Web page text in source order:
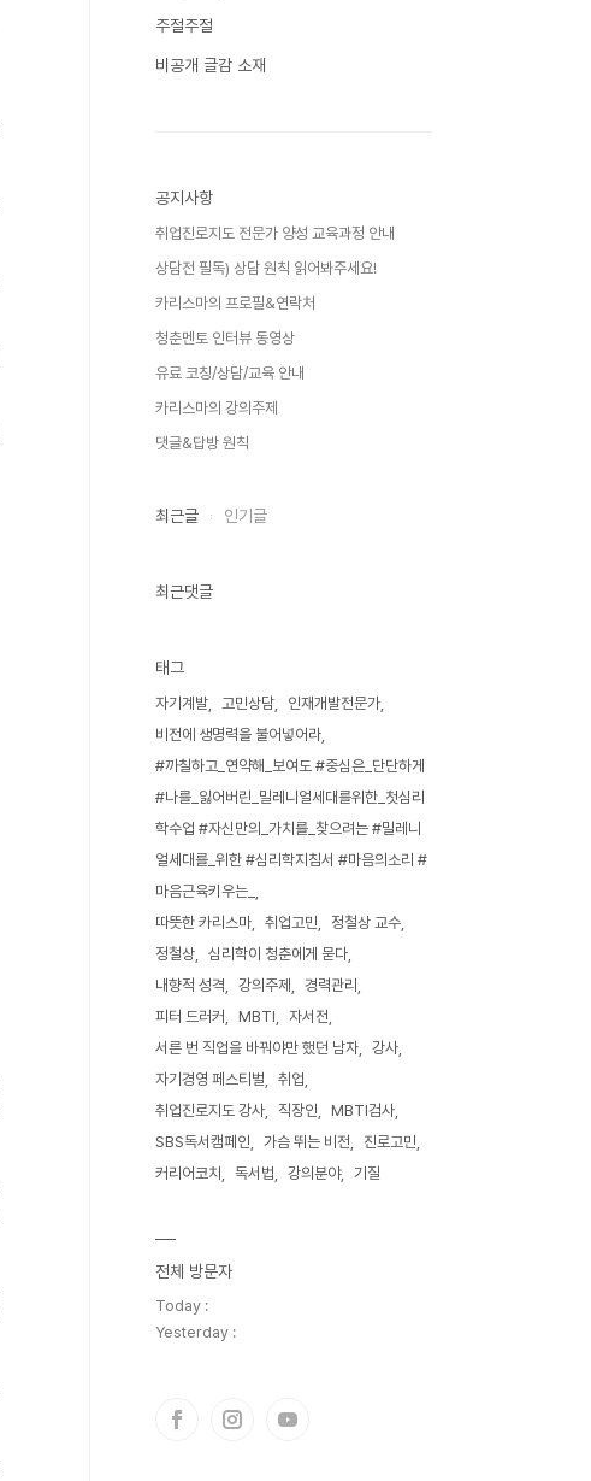
주절주절
비공개 글감 소재
공지사항
취업진로지도 전문가 양성 교육과정 안내
상담전 필독) 상담 원칙 읽어봐주세요!
카리스마의 프로필&연락처
청춘멘토 인터뷰 동영상
유료 코칭/상담/교육 안내
카리스마의 강의주제
댓글&답방 원칙
최근글 인기글
최근댓글
태그
자기계발 고민상담
인재개발전문가
비전에 생명력을 불어넣어라
#까칠하고_연약해_보여도 #중심은_단단하게
#나를_잃어버린_밀레니얼세대를위한_첫심리
학수업 #자신만의_가치를_찾으려는 #밀레니
얼세대를_위한 #심리학지침서 #마음의소리 #
마음근육키우는_
따뜻한 카리스마
취업고민
정철상 교수
정철상
심리학이 청춘에게 묻다
내향적 성격
강의주제
경력관리
피터 드러커
MBTI
자서전
서른 번 직업을 바꿔야만 했던 남자
강사
자기경영 페스티벌
취업
취업진로지도 강사
직장인
MBTI검사
SBS독서캠페인
가슴 뛰는 비전
진로고민
커리어코치
독서법 강의분야 기질
전체 방문자
Today :
Yesterday :